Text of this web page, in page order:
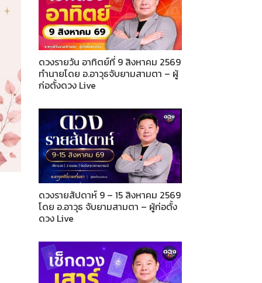
ดวงรายวัน อาทิตย์ที่ 9 สิงหาคม 2569
ทำนายโดย อ.อาวุธจับยามสามตา – ผู้
ก่อตั้งดวง Live
ดวงรายสัปดาห์ 9 – 15 สิงหาคม 2569
โดย อ.อาวุธ จับยามสามตา – ผู้ก่อตั้ง
ดวง Live